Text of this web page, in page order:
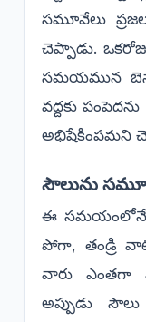
సమూవేలు
చెప్పాడు.
సమయమున
వద్దకు
అభిషేకింపమని
సౌలును
ఈ సమయంలోనే
పోగా, తండ్రి
వారు ఎంతగా
అప్పుడు